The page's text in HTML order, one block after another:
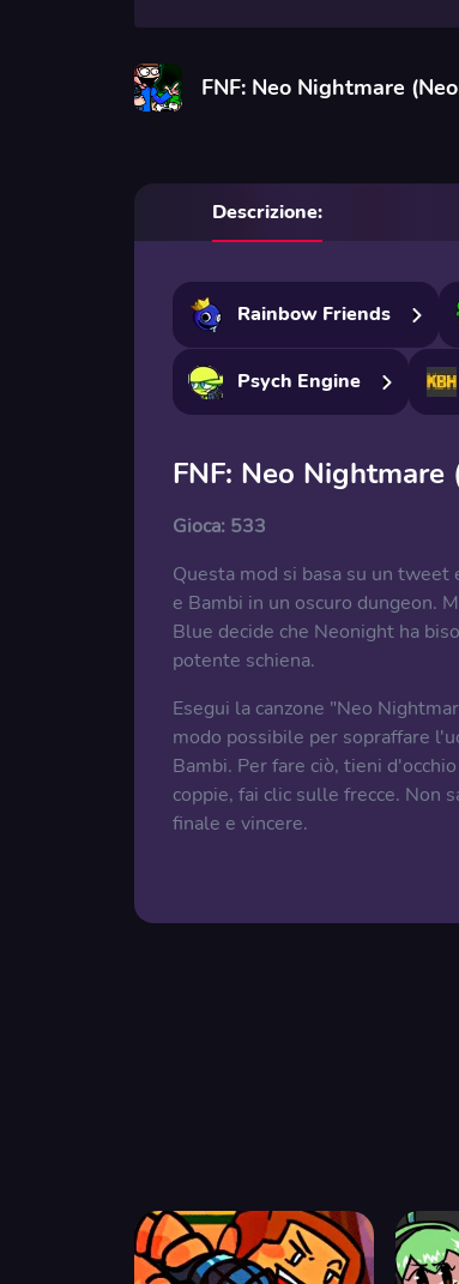
FNF: Neo Nightmare
Descrizione:
Rainbow Friends
Psych Engine
FNF: Neo
Gioca: 533
Questa mod si basa su un
e Bambi in un oscuro dungeon.
Blue decide che Neonight ha
potente schiena.
Esegui la canzone "Neo
modo possibile per sopraffare
Bambi. Per fare ciò, tieni
coppie, fai clic sulle frecce. Non
finale e vincere.